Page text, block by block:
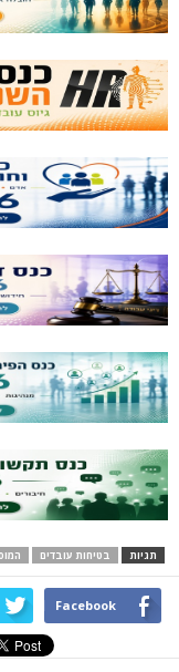
עובדים המוסד לבטיחות ולגיהות
Twitter